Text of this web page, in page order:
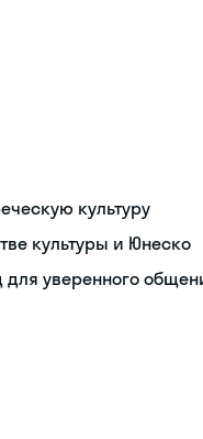
культуру
культуры и Юнеско
для уверенного